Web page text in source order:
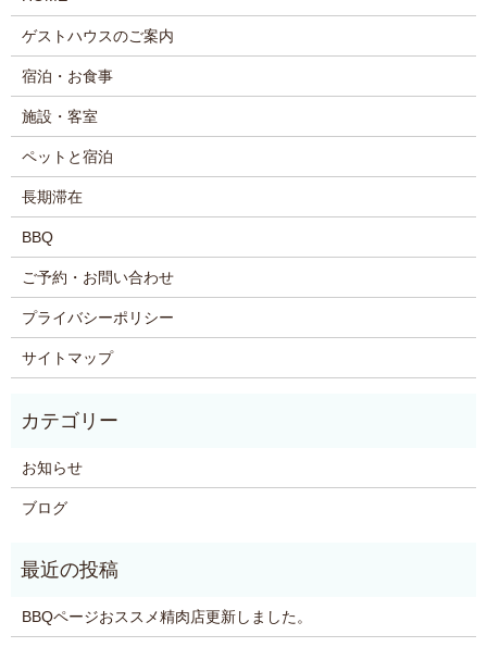
ゲストハウスのご案内
宿泊・お食事
施設・客室
ペットと宿泊
長期滞在
BBQ
ご予約・お問い合わせ
プライバシーポリシー
サイトマップ
お知らせ
ブログ
BBQページおススメ精肉店更新しました。